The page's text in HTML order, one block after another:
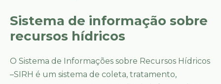
Sistema de informação sobre
recursos hídricos
O Sistema de Informações sobre Recursos Hídricos
–SIRH é um sistema de coleta, tratamento,